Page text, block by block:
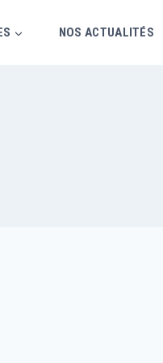
NOS ACTUALITÉS